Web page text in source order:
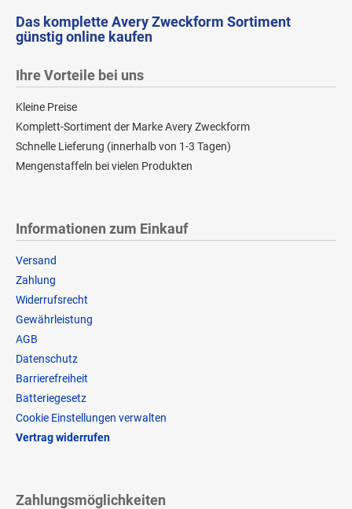
Das komplette Avery Zweckform Sortiment
günstig online kaufen
Ihre Vorteile bei uns
Kleine Preise
Komplett-Sortiment der Marke Avery Zweckform
Schnelle Lieferung (innerhalb von 1-3 Tagen)
Mengenstaffeln bei vielen Produkten
Informationen zum Einkauf
Versand
Zahlung
Widerrufsrecht
Gewährleistung
AGB
Datenschutz
Barrierefreiheit
Batteriegesetz
Cookie Einstellungen verwalten
Vertrag widerrufen
Zahlungsmöglichkeiten